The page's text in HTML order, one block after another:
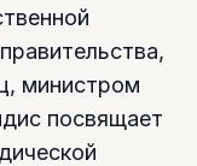
министром
посвящает